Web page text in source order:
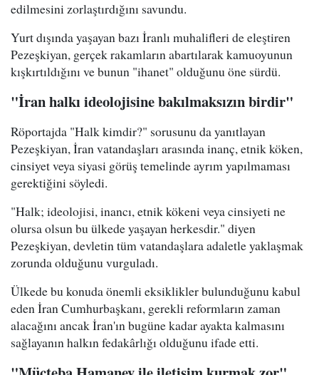
edilmesini zorlaştırdığını savundu.
Yurt dışında yaşayan bazı İranlı muhalifleri de eleştiren
Pezeşkiyan, gerçek rakamların abartılarak kamuoyunun
kışkırtıldığını ve bunun "ihanet" olduğunu öne sürdü.
"İran halkı ideolojisine bakılmaksızın birdir"
Röportajda "Halk kimdir?" sorusunu da yanıtlayan
Pezeşkiyan, İran vatandaşları arasında inanç, etnik köken,
cinsiyet veya siyasi görüş temelinde ayrım yapılmaması
gerektiğini söyledi.
"Halk; ideolojisi, inancı, etnik kökeni veya cinsiyeti ne
olursa olsun bu ülkede yaşayan herkesdir." diyen
Pezeşkiyan, devletin tüm vatandaşlara adaletle yaklaşmak
zorunda olduğunu vurguladı.
Ülkede bu konuda önemli eksiklikler bulunduğunu kabul
eden İran Cumhurbaşkanı, gerekli reformların zaman
alacağını ancak İran'ın bugüne kadar ayakta kalmasını
sağlayanın halkın fedakârlığı olduğunu ifade etti.